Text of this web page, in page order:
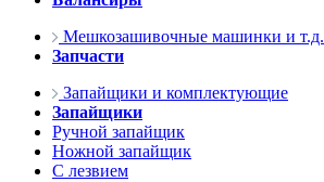
Мешкозашивочные машинки и т.д.
Запчасти
Запайщики и комплектующие
Запайщики
Ручной запайщик
Ножной запайщик
С лезвием